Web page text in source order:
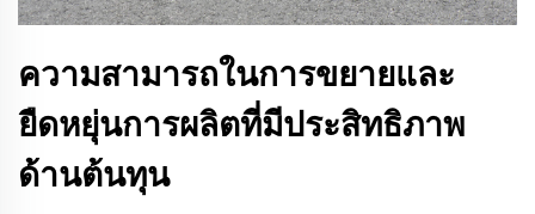
ความสามารถในการขยายและ
ยืดหยุ่นการผลิตที่มีประสิทธิภาพ
ด้านต้นทุน